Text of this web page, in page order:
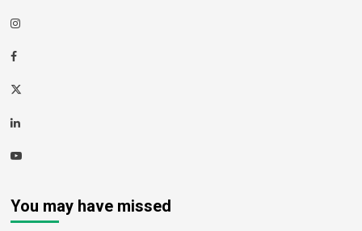
Instagram
Facebook
Twitter
Linkedin
Youtube
You may have missed